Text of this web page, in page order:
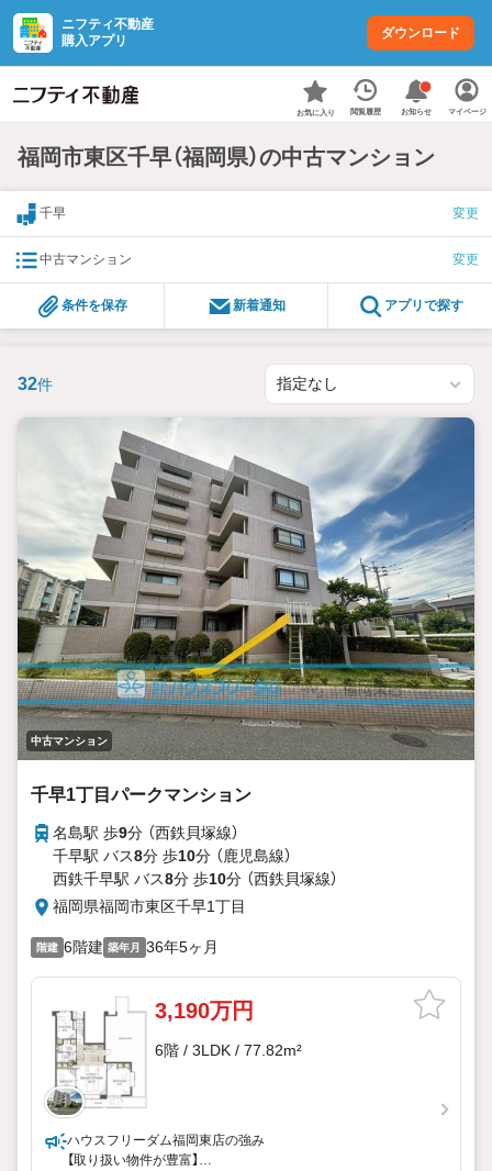
ニフティ不動産
購入アプリ
ダウンロード
お気に入り 閲覧履歴 お知らせ マイページ
福岡市東区千早（福岡県）の中古マンション
千早 変更
中古マンション 変更
条件を保存 新着通知 アプリで探す
32件
中古マンション
千早1丁目パークマンション
名島駅 歩9分 （西鉄貝塚線）
千早駅 バス8分 歩10分 （鹿児島線）
西鉄千早駅 バス8分 歩10分 （西鉄貝塚線）
福岡県福岡市東区千早1丁目
階建 6階建 築年月 36年5ヶ月
3,190万円
6階 / 3LDK / 77.82m²
ハウスフリーダム福岡東店の強み
【取り扱い物件が豊富】